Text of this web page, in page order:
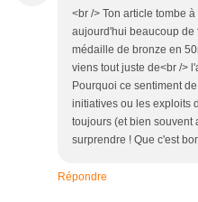
<br /> Ton article tombe
aujourd'hui beaucoup de
médaille de bronze en
viens tout juste de<br />
Pourquoi ce sentiment
initiatives ou les exploits
toujours (et bien souvent
surprendre ! Que c'est
Répondre